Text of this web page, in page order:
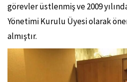
görevler üstlenmiş ve 2009
Yönetimi Kurulu Üyesi olarak
almıştır.